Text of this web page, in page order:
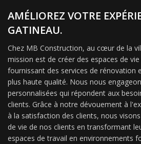
AMÉLIOREZ VOTRE
GATINEAU.
Chez MB Construction, au cœur de la
mission est de créer des espaces de
fournissant des services de rénovation
plus haute qualité. Nous nous
personnalisées qui répondent aux
clients. Grâce à notre dévouement à
à la satisfaction des clients, nous
de vie de nos clients en transformant
espaces de travail en environnements